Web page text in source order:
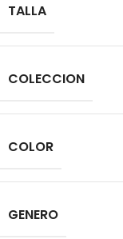
TALLA
COLECCION
COLOR
GENERO